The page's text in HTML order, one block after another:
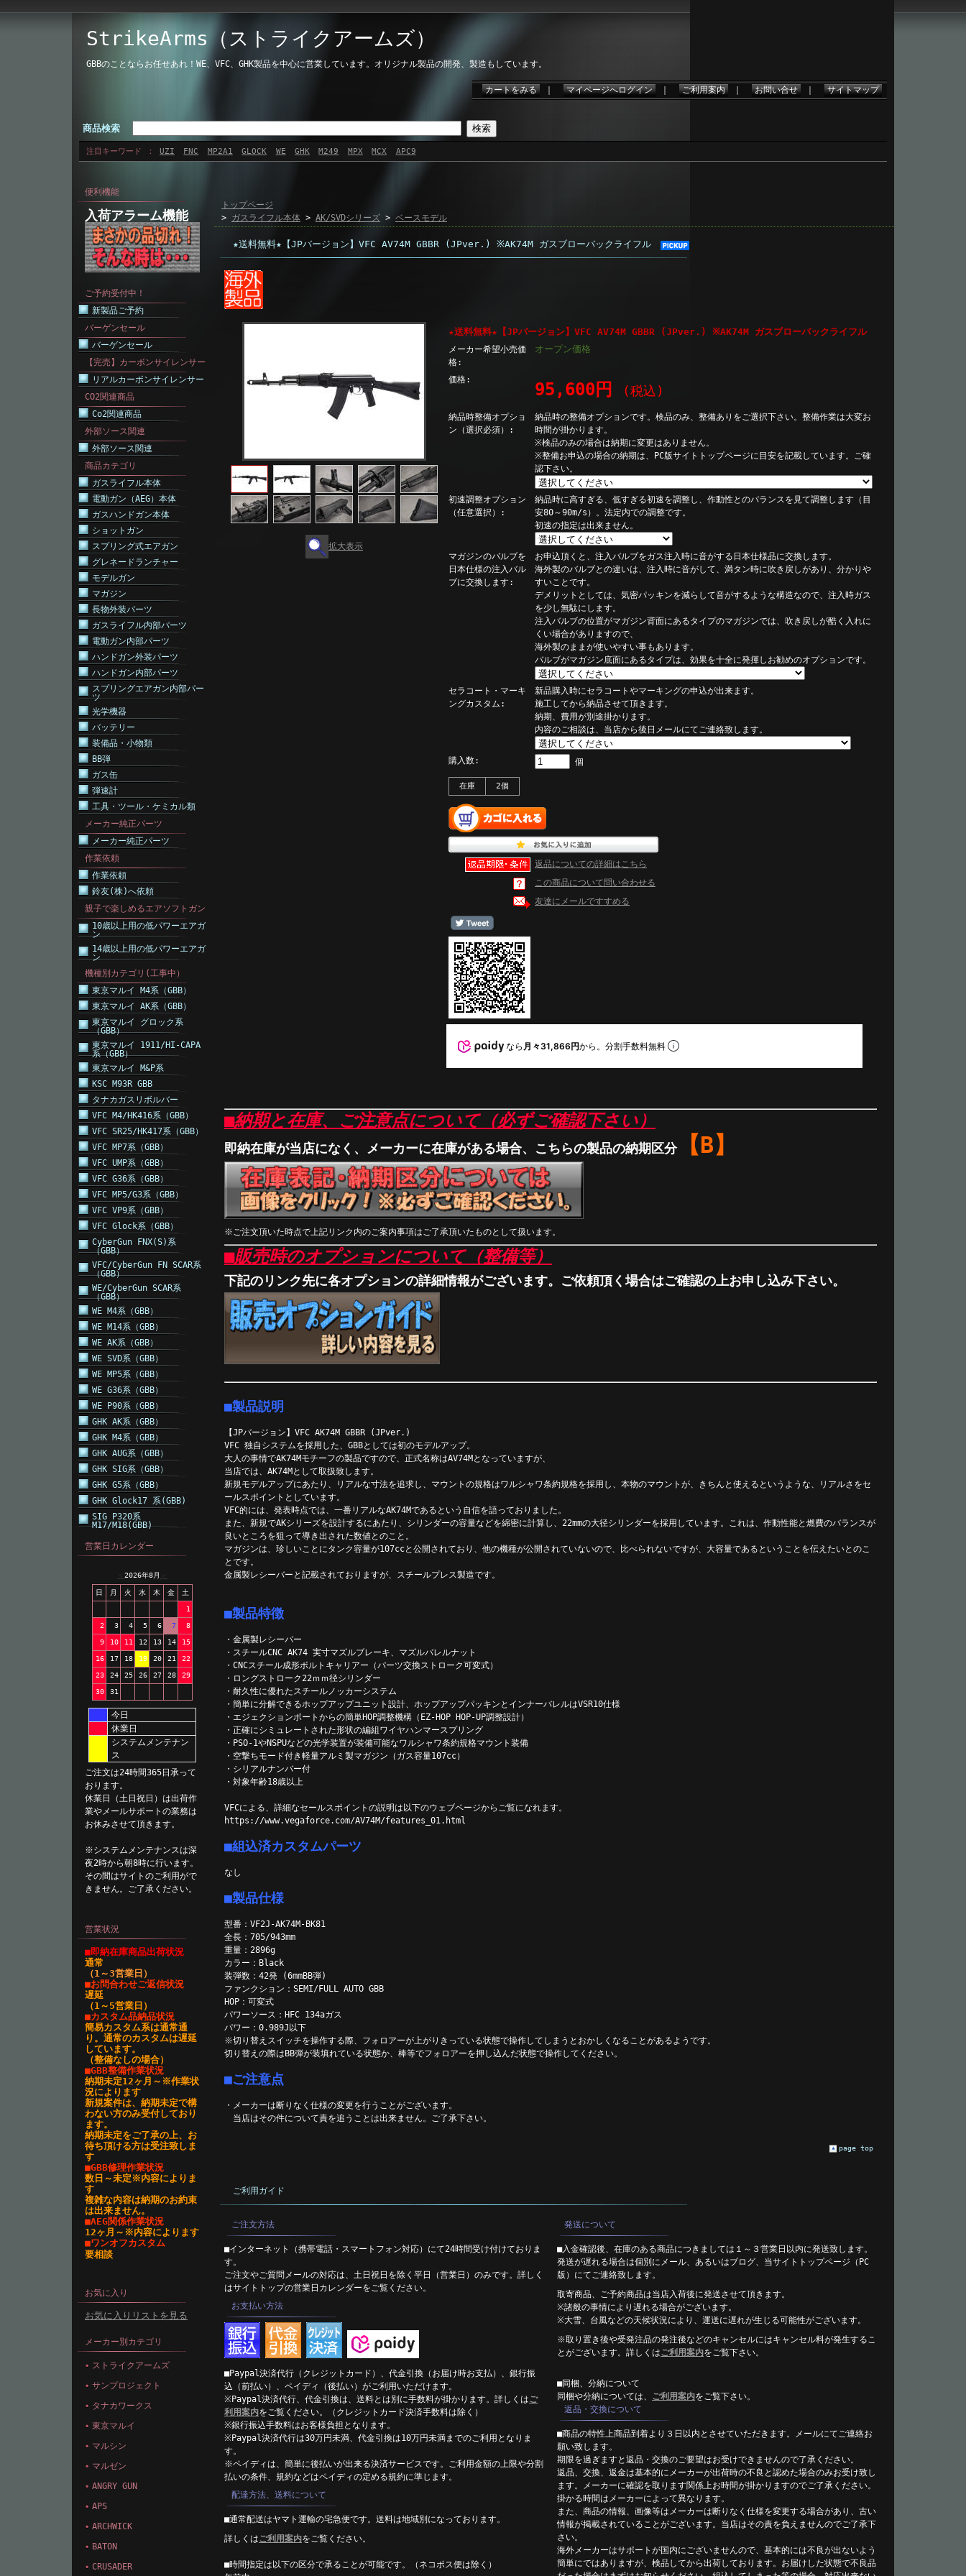
StrikeArms（ストライクアームズ）
GBBのことならお任せあれ！WE、VFC、GHK製品を中心に営業しています。オリジナル製品の開発、製造もしています。
カートをみる マイページへログイン ご利用案内 お問い合せ サイトマップ
商品検索
注目キーワード UZI FNC MP2A1 GLOCK WE GHK M249 MPX MCX APC9
便利機能
入荷アラーム機能
ご予約受付中！
新製品ご予約
バーゲンセール
バーゲンセール
【完売】カーボンサイレンサー
リアルカーボンサイレンサー
CO2関連商品
Co2関連商品
外部ソース関連
外部ソース関連
商品カテゴリ
ガスライフル本体
電動ガン（AEG）本体
ガスハンドガン本体
ショットガン
スプリング式エアガン
グレネードランチャー
モデルガン
マガジン
長物外装パーツ
ガスライフル内部パーツ
電動ガン内部パーツ
ハンドガン外装パーツ
ハンドガン内部パーツ
スプリングエアガン内部パー
ツ
光学機器
バッテリー
装備品・小物類
BB弾
ガス缶
弾速計
工具・ツール・ケミカル類
メーカー純正パーツ
メーカー純正パーツ
作業依頼
作業依頼
鈴友(株)へ依頼
親子で楽しめるエアソフトガン
10歳以上用の低パワーエアガ
ン
14歳以上用の低パワーエアガ
ン
機種別カテゴリ(工事中）
東京マルイ M4系（GBB）
東京マルイ AK系（GBB）
東京マルイ グロック系
（GBB）
東京マルイ 1911/HI-CAPA
系（GBB）
東京マルイ M&P系
KSC M93R GBB
タナカガスリボルバー
VFC M4/HK416系（GBB）
VFC SR25/HK417系（GBB）
VFC MP7系（GBB）
VFC UMP系（GBB）
VFC G36系（GBB）
VFC MP5/G3系（GBB）
VFC VP9系（GBB）
VFC Glock系（GBB）
CyberGun FNX(S)系
（GBB）
VFC/CyberGun FN SCAR系
（GBB）
WE/CyberGun SCAR系
（GBB）
WE M4系（GBB）
WE M14系（GBB）
WE AK系（GBB）
WE SVD系（GBB）
WE MP5系（GBB）
WE G36系（GBB）
WE P90系（GBB）
GHK AK系（GBB）
GHK M4系（GBB）
GHK AUG系（GBB）
GHK SIG系（GBB）
GHK G5系（GBB）
GHK Glock17 系(GBB)
SIG P320系
M17/M18(GBB)
営業日カレンダー
2026年8月
日 月 火 水 木 金 土
1
2 3 4 5 6 7 8
9 10 11 12 13 14 15
16 17 18 19 20 21 22
23 24 25 26 27 28 29
30 31
今日
休業日
システムメンテナン
ス
ご注文は24時間365日承って
おります。
休業日（土日祝日）は出荷作
業やメールサポートの業務は
お休みさせて頂きます。
※システムメンテナンスは深
夜2時から朝8時に行います。
その間はサイトのご利用がで
きません。ご了承ください。
営業状況
■即納在庫商品出荷状況
通常
（1～3営業日 ）
■お問合わせご返信状況
遅延
（1～5営業日）
■カスタム品納品状況
簡易カスタム系は通常通
り。通常のカスタムは遅延
しています。
（整備なしの場合）
■GBB整備作業状況
納期未定12ヶ月～※作業状
況によります
新規案件は、納期未定で構
わない方のみ受付しており
ます。
納期未定をご了承の上、お
待ち頂ける方は受注致しま
す
■GBB修理作業状況
数日～未定※内容によりま
す
複雑な内容は納期のお約束
は出来ません。
■AEG関係作業状況
12ヶ月～※内容によります
■ワンオフカスタム
要相談
お気に入り
お気に入りリストを見る
メーカー別カテゴリ
ストライクアームズ
サンプロジェクト
タナカワークス
東京マルイ
マルシン
マルゼン
ANGRY GUN
APS
ARCHWICK
BATON
CRUSADER
トップページ
> ガスライフル本体 > AK/SVDシリーズ > ベースモデル
★送料無料★【JPバージョン】VFC AV74M GBBR (JPver.) ※AK74M ガスブローバックライフル
拡大表示
★送料無料★【JPバージョン】VFC AV74M GBBR (JPver.) ※AK74M ガスブローバックライフル
メーカー希望小売価
格:
オープン価格
価格: 95,600円 (税込)
納品時整備オプショ
ン（選択必須）:
納品時の整備オプションです。検品のみ、整備ありをご選択下さい。整備作業は大変お
時間が掛かります。
※検品のみの場合は納期に変更はありません。
※整備お申込の場合の納期は、PC版サイトトップページに目安を記載しています。ご確
認下さい。
初速調整オプション
（任意選択）:
納品時に高すぎる、低すぎる初速を調整し、作動性とのバランスを見て調整します（目
安80～90m/s）。法定内での調整です。
初速の指定は出来ません。
マガジンのバルブを
日本仕様の注入バル
ブに交換します:
お申込頂くと、注入バルブをガス注入時に音がする日本仕様品に交換します。
海外製のバルブとの違いは、注入時に音がして、満タン時に吹き戻しがあり、分かりや
すいことです。
デメリットとしては、気密パッキンを減らして音がするような構造なので、注入時ガス
を少し無駄にします。
注入バルブの位置がマガジン背面にあるタイプのマガジンでは、吹き戻しが酷く入れに
くい場合がありますので、
海外製のままが使いやすい事もあります。
バルブがマガジン底面にあるタイプは、効果を十全に発揮しお勧めのオプションです。
セラコート・マーキ
ングカスタム:
新品購入時にセラコートやマーキングの申込が出来ます。
施工してから納品させて頂きます。
納期、費用が別途掛かります。
内容のご相談は、当店から後日メールにてご連絡致します。
購入数: 個
在庫 2個
返品についての詳細はこちら
この商品について問い合わせる
友達にメールですすめる
なら 月々31,866円から。分割手数料無料
■納期と在庫、ご注意点について（必ずご確認下さい）
即納在庫が当店になく、メーカーに在庫がある場合、こちらの製品の納期区分【B】
※ご注文頂いた時点で上記リンク内のご案内事項はご了承頂いたものとして扱います。
■販売時のオプションについて（整備等）
下記のリンク先に各オプションの詳細情報がございます。ご依頼頂く場合はご確認の上お申し込み下さい。
■製品説明
【JPバージョン】VFC AK74M GBBR (JPver.)
VFC 独自システムを採用した、GBBとしては初のモデルアップ。
大人の事情でAK74Mモチーフの製品ですので、正式名称はAV74Mとなっていますが、
当店では、AK74Mとして取扱致します。
新規モデルアップにあたり、リアルな寸法を追求し、マウントの規格はワルシャワ条約規格を採用し、本物のマウントが、きちんと使えるというような、リアルさをセ
ールスポイントとしています。
VFC的には、発表時点では、一番リアルなAK74Mであるという自信を語っておりました。
また、新規でAKシリーズを設計するにあたり、シリンダーの容量などを綿密に計算し、22mmの大径シリンダーを採用しています。これは、作動性能と燃費のバランスが
良いところを狙って導き出された数値とのこと。
マガジンは、珍しいことにタンク容量が107ccと公開されており、他の機種が公開されていないので、比べられないですが、大容量であるということを伝えたいとのこ
とです。
金属製レシーバーと記載されておりますが、スチールプレス製造です。
■製品特徴
・金属製レシーバー
・スチールCNC AK74 実寸マズルブレーキ、マズルバレルナット
・CNCスチール成形ボルトキャリアー（パーツ交換ストローク可変式）
・ロングストローク22ｍｍ径シリンダー
・耐久性に優れたスチールノッカーシステム
・簡単に分解できるホップアップユニット設計、ホップアップパッキンとインナーバレルはVSR10仕様
・エジェクションポートからの簡単HOP調整機構（EZ-HOP HOP-UP調整設計）
・正確にシミュレートされた形状の編組ワイヤハンマースプリング
・PSO-1やNSPUなどの光学装置が装備可能なワルシャワ条約規格マウント装備
・空撃ちモード付き軽量アルミ製マガジン（ガス容量107cc）
・シリアルナンバー付
・対象年齢18歳以上
VFCによる、詳細なセールスポイントの説明は以下のウェブページからご覧になれます。
https://www.vegaforce.com/AV74M/features_01.html
■組込済カスタムパーツ
なし
■製品仕様
型番：VF2J-AK74M-BK81
全長：705/943mm
重量：2896g
カラー：Black
装弾数：42発 (6mmBB弾)
ファンクション：SEMI/FULL AUTO GBB
HOP：可変式
パワーソース：HFC 134aガス
パワー：0.989J以下
※切り替えスイッチを操作する際、フォロアーが上がりきっている状態で操作してしまうとおかしくなることがあるようです。
切り替えの際はBB弾が装填れている状態か、棒等でフォロアーを押し込んだ状態で操作してください。
■ご注意点
・メーカーは断りなく仕様の変更を行うことがございます。
当店はその件について責を追うことは出来ません。ご了承下さい。
page top
ご利用ガイド
ご注文方法
■インターネット（携帯電話・スマートフォン対応）にて24時間受け付けておりま
す。
ご注文やご質問メールの対応は、土日祝日を除く平日（営業日）のみです。詳しく
はサイトトップの営業日カレンダーをご覧ください。
お支払い方法
■Paypal決済代行（クレジットカード）、代金引換（お届け時お支払）、銀行振
込（前払い）、ペイディ（後払い）がご利用いただけます。
※Paypal決済代行、代金引換は、送料とは別に手数料が掛かります。詳しくはご
利用案内をご覧ください。（クレジットカード決済手数料は除く）
※銀行振込手数料はお客様負担となります。
※Paypal決済代行は30万円未満、代金引換は10万円未満までのご利用となりま
す。
※ペイディは、簡単に後払いが出来る決済サービスです。ご利用金額の上限や分割
払いの条件、規約などはペイディの定める規約に準じます。
配達方法、送料について
■通常配送はヤマト運輸の宅急便です。送料は地域別になっております。
詳しくはご利用案内をご覧ください。
■時間指定は以下の区分で承ることが可能です。（ネコポス便は除く）
発送について
■入金確認後、在庫のある商品につきましては１～３営業日以内に発送致します。
発送が遅れる場合は個別にメール、あるいはブログ、当サイトトップページ（PC
版）にてご連絡致します。
取寄商品、ご予約商品は当店入荷後に発送させて頂きます。
※諸般の事情により遅れる場合がございます。
※大雪、台風などの天候状況により、運送に遅れが生じる可能性がございます。
※取り置き後や受発注品の発注後などのキャンセルにはキャンセル料が発生するこ
とがございます。詳しくはご利用案内をご覧下さい。
■同梱、分納について
同梱や分納については、 ご利用案内をご覧下さい。
返品・交換について
■商品の特性上商品到着より３日以内とさせていただきます。メールにてご連絡お
願い致します。
期限を過ぎますと返品・交換のご要望はお受けできませんので了承ください。
返品、交換、返金は基本的にメーカーが出荷時の不良と認めた場合のみお受け致し
ます。メーカーに確認を取ります関係上お時間が掛かりますのでご了承ください。
掛かる時間はメーカーによって異なります。
また、商品の情報、画像等はメーカーは断りなく仕様を変更する場合があり、古い
情報が掲載されていることがございます。当店はその責を負えませんのでご了承下
さい。
海外メーカーはサポートが国内にございませんので、基本的には不良が出ないよう
簡単にではありますが、検品してから出荷しております。お届けした状態で不良品